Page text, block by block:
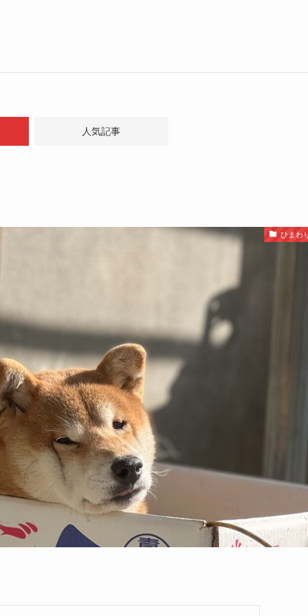
人気記事
ひまわ